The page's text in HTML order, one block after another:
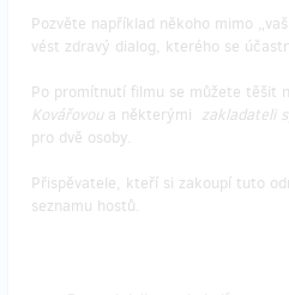
Pozvěte například někoho mimo
vést zdravý dialog, kterého se
Po promítnutí filmu se můžete těšit
Kovářovou a některými zakladateli
pro dvě osoby.
Přispěvatele, kteří si zakoupí tuto
seznamu hostů.